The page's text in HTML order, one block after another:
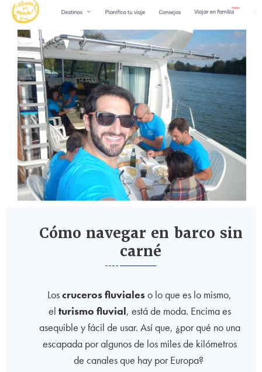
Cómo navegar en barco sin
carné
Loscruceros fluvialeso lo que es lo mismo,
el turismo fluvial, está de moda. Encima es
asequible y fácil de usar. Así que, ¿por qué no una
escapada por algunos de los miles de kilómetros
de canales que hay por Europa?